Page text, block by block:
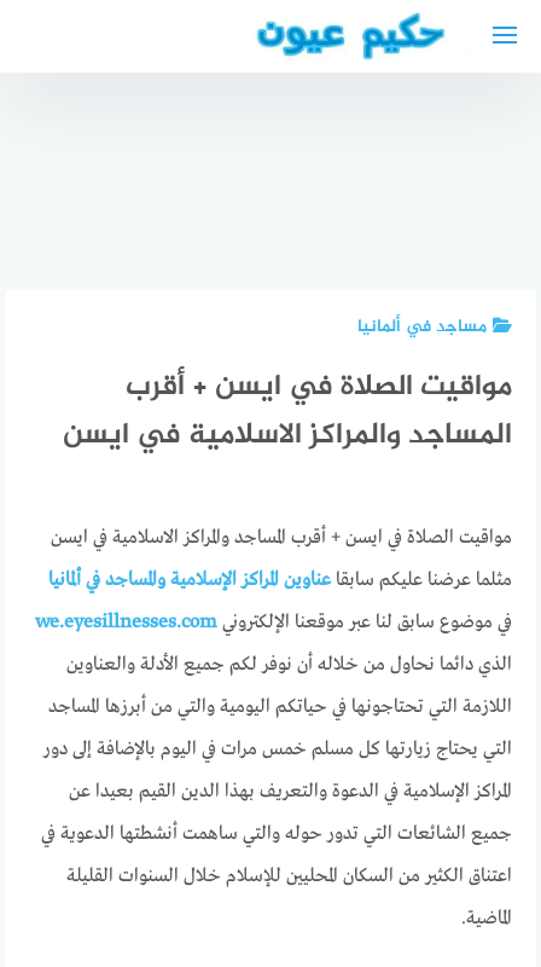
مساجد في ألمانيا
مواقيت الصلاة في ايسن + أقرب
المساجد والمراكز الاسلامية في ايسن
مواقيت الصلاة في ايسن + أقرب المساجد والمراكز الاسلامية في ايسن
مثلما عرضنا عليكم سابقاعناوين المراكز الإسلامية والمساجد في ألمانيا
في موضوع سابق لنا عبر موقعنا الإلكترونيwe.eyesillnesses.com
الذي دائما نحاول من خلاله أن نوفر لكم جميع الأدلة والعناوين
اللازمة التي تحتاجونها في حياتكم اليومية والتي من أبرزها المساجد
التي يحتاج زيارتها كل مسلم خمس مرات في اليوم بالإضافة إلى دور
المراكز الإسلامية في الدعوة والتعريف بهذا الدين القيم بعيدا عن
جميع الشائعات التي تدور حوله والتي ساهمت أنشطتها الدعوية في
اعتناق الكثير من السكان المحليين للإسلام خلال السنوات القليلة
الماضية.